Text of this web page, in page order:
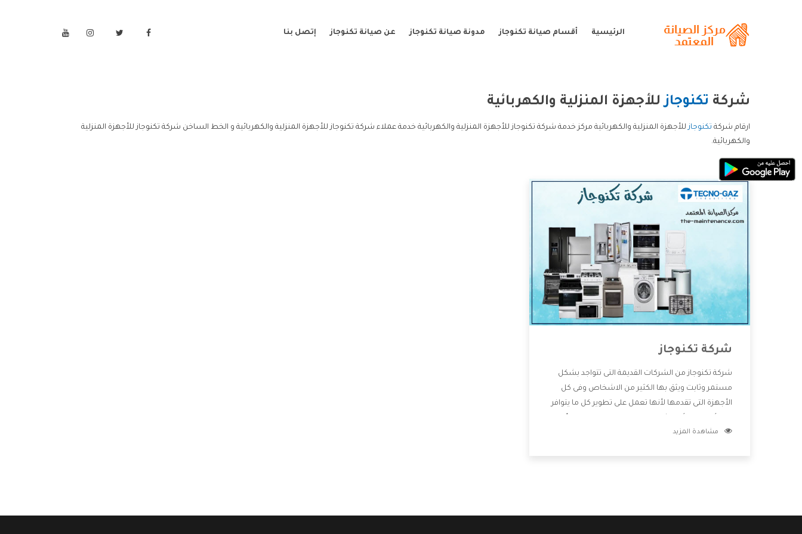
الرئيسية أقسام صيانة تكنوجاز مدونة صيانة تكنوجاز عن صيانة تكنوجاز إتصل بنا
شركة تكنوجازللأجهزة المنزلية والكهربائية
ارقام شركة تكنوجازللأجهزة المنزلية والكهربائية مركز خدمة شركة تكنوجاز للأجهزة المنزلية والكهربائية خدمة عملاء شركة تكنوجاز للأجهزة المنزلية والكهربائية و الخط الساخن شركة تكنوجاز للأجهزة المنزلية
والكهربائية.
شركة تكنوجاز
شركة تكنوجاز من الشركات القديمة التى تتواجد بشكل
مستمر وثابت ويثق بها الكثير من الاشخاص وفى كل
الأجهزة التى تقدمها لأنها تعمل على تطوير كل ما يتوافر
خدمات ما بعد البيع مع المنتجات وتقدم للعملاء أقوى
مشاهدة المزيد